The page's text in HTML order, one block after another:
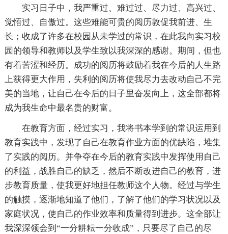
实习日子中，我严重过、难过过、尽力过、高兴过、
觉悟过、自傲过。这些难能可贵的阅历敦促我前进、生
长；收成了许多在校园从未学过的常识，在此我向实习校
园的领导和教师以及学生致以我深深的感谢。期间，但也
有着苦涩和经历。成功的阅历将鼓励着我在今后的人生路
上获得更大作用，失利的阅历将使我尽力去改动自己不完
美的当地，让自己在今后的日子里奋发向上，这全部都将
成为我生命中最名贵的财富。
在教育方面，经过实习，我将书本学到的常识运用到
教育实践中，发现了自己在教育作业方面的优缺陷，堆集
了实践的阅历。并争夺在今后的教育实践中发挥使用自己
的利益，战胜自己的缺乏，然后不断改进自己的教育，进
步教育质量，使我更好地担任教师这个人物。经过与学生
的触摸，逐渐地知道了他们，了解了他们的学习状况以及
家庭状况，使自己的作业效率和质量得到进步。这全部让
我深深领会到“一分耕耘一分收成”，只要尽了自己的尽